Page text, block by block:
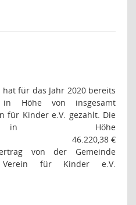
für das Jahr 2020 bereits
in Höhe von insgesamt
für Kinder e.V. gezahlt. Die
in Höhe
46.220,38 €
von der Gemeinde
für Kinder e.V.